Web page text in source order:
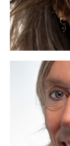
De mooiste
Lees meer
Merel
06 - 40 80 14 90
merel@voor.nl
Beweging
Lees meer